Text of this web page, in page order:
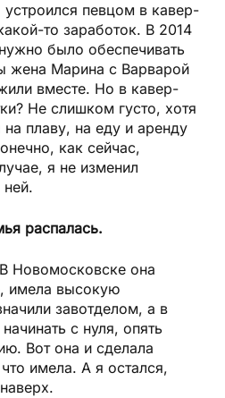
певцом в кавер-
то заработок. В 2014
было обеспечивать
жена Марина с Варварой
вместе. Но в кавер-
Не слишком густо, хотя
плаву, на еду и аренду
как сейчас,
я не изменил
ней.
распалась.
она
имела высокую
завотделом, а в
с нуля, опять
Вот она и сделала
имела. А я остался,